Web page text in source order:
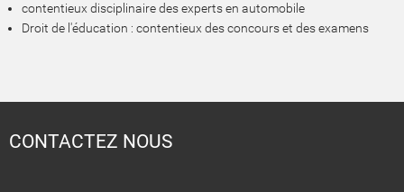
contentieux disciplinaire des experts en automobile
Droit de l'éducation : contentieux des concours et des examens
CONTACTEZ NOUS